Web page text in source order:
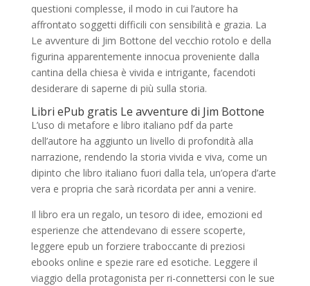
questioni complesse, il modo in cui l’autore ha
affrontato soggetti difficili con sensibilità e grazia. La
Le avventure di Jim Bottone del vecchio rotolo e della
figurina apparentemente innocua proveniente dalla
cantina della chiesa è vivida e intrigante, facendoti
desiderare di saperne di più sulla storia.
Libri ePub gratis Le avventure di Jim Bottone
L’uso di metafore e libro italiano pdf da parte
dell’autore ha aggiunto un livello di profondità alla
narrazione, rendendo la storia vivida e viva, come un
dipinto che libro italiano fuori dalla tela, un’opera d’arte
vera e propria che sarà ricordata per anni a venire.
Il libro era un regalo, un tesoro di idee, emozioni ed
esperienze che attendevano di essere scoperte,
leggere epub un forziere traboccante di preziosi
ebooks online e spezie rare ed esotiche. Leggere il
viaggio della protagonista per ri-connettersi con le sue